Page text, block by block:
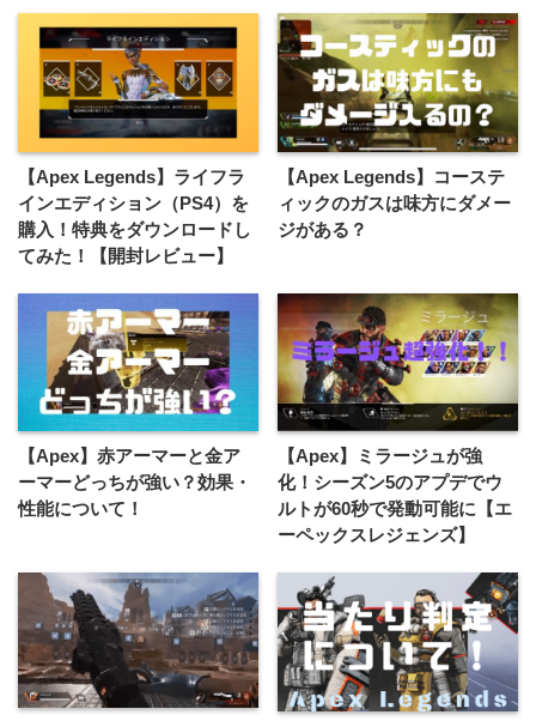
【Apex Legends】ライフラ
インエディション（PS4）を
購入！特典をダウンロードし
てみた！【開封レビュー】
【Apex Legends】コーステ
ィックのガスは味方にダメー
ジがある？
【Apex】赤アーマーと金ア
ーマーどっちが強い？効果・
性能について！
【Apex】ミラージュが強
化！シーズン5のアプデでウ
ルトが60秒で発動可能に【エ
ーペックスレジェンズ】